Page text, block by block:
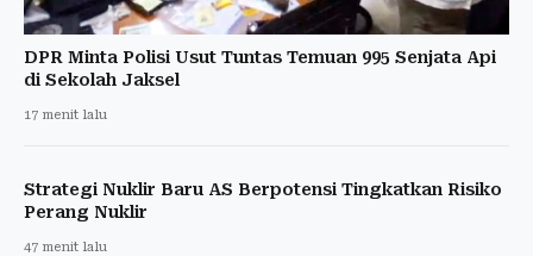
DPR Minta Polisi Usut Tuntas Temuan 995 Senjata Api
di Sekolah Jaksel
17 menit lalu
Strategi Nuklir Baru AS Berpotensi Tingkatkan Risiko
Perang Nuklir
47 menit lalu